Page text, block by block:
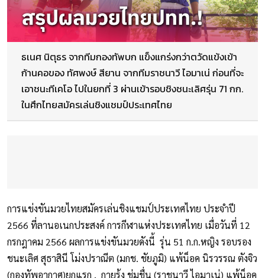
ธเนศ นิตุธร จากทีมกองทัพบก แข็งแกร่งกว่าตวัดแข้งเข้า
ก้านคอของ ทัศพงษ์ สียาน จากทีมราชนาวี ไอมาเน่ ก่อนที่จะ
เอาชนะทีเคโอ ไปในยกที่ 3 ผ่านเข้ารอบชิงชนะเลิศรุ่น 71 กก.
ในศึกไทยสมัครเล่นชิงแชมป์ประเทศไทย
การแข่งขันมวยไทยสมัครเล่นชิงแชมป์ประเทศไทย ประจำปี
2566 ที่ลานอเนกประสงค์ การกีฬาแห่งประเทศไทย เมื่อวันที่ 12
กรกฎาคม 2566 ผลการแข่งขันมวยดังนี้ รุ่น 51 ก.ก.หญิง รอบรอง
ชนะเลิศ สุธาสินี โม่งปราณีต (มกช. ชัยภูมิ) แพ้น็อค นิรวรรณ ตังจิว
(กองทัพอากาศ)ยกแรก , กายรุ้ง ชุ่มชื่น (ราชนาวี ไอมาเน่) แพ้น็อค